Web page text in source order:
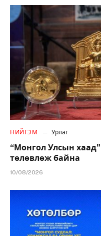
НИЙГЭМ Урлаг
“Монгол Улсын
төлөвлөж байна
10/08/2026